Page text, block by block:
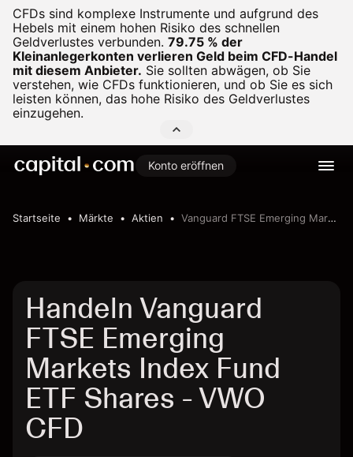
CFDs sind komplexe Instrumente und aufgrund des
Hebels mit einem hohen Risiko des schnellen
Geldverlustes verbunden. 79.75 % der
Kleinanlegerkonten verlieren Geld beim CFD-Handel
mit diesem Anbieter. Sie sollten abwägen, ob Sie
verstehen, wie CFDs funktionieren, und ob Sie es sich
leisten können, das hohe Risiko des Geldverlustes
einzugehen.
Konto eröffnen
Startseite Märkte Aktien Vanguard FTSE Emerging Markets Index Fund ETF Shares
Handeln Vanguard
FTSE Emerging
Markets Index Fund
ETF Shares - VWO
CFD